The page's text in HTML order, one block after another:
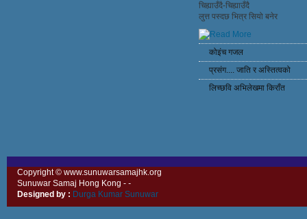
चिह्याउँदै-चिह्याउँदै
लुत्त पस्दछ भित्र सियो बनेर
कोइंच गजल
प्रसंग.... जाति र अस्तित्वको
लिच्छवि अभिलेखमा किराँत
Copyright © www.sunuwarsamajhk.org
Sunuwar Samaj Hong Kong - -
Designed by : Durga Kumar Sunuwar